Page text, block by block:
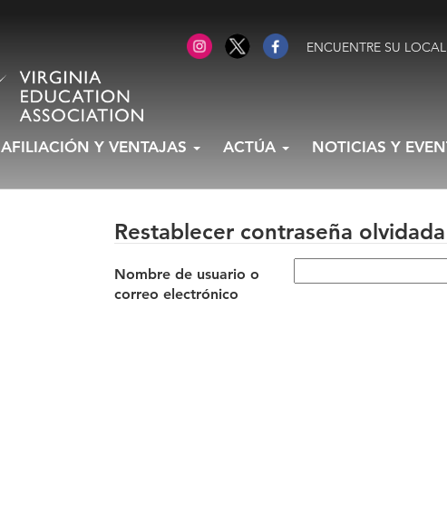
ENCUENTRE SU LOCAL
AFILIACIÓN Y VENTAJAS ACTÚA NOTICIAS Y
Restablecer contraseña olvidada
Nombre de usuario o
correo electrónico